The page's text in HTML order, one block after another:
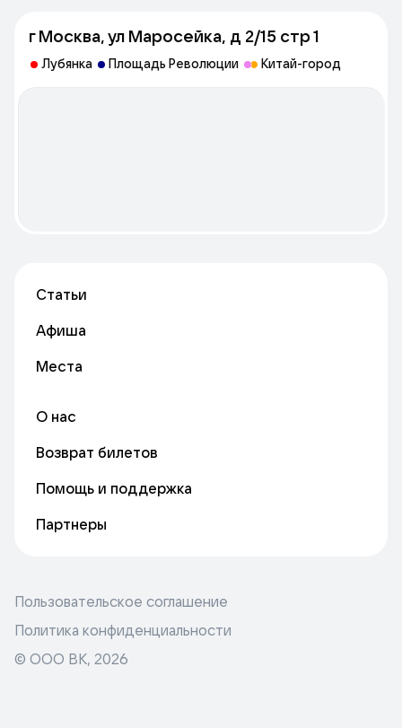
г Москва, ул Маросейка, д 2/15 стр 1
Лубянка Площадь Революции Китай-город
Статьи
Афиша
Места
О нас
Возврат билетов
Помощь и поддержка
Партнеры
Пользовательское соглашение
Политика конфиденциальности
© ООО ВК, 2026